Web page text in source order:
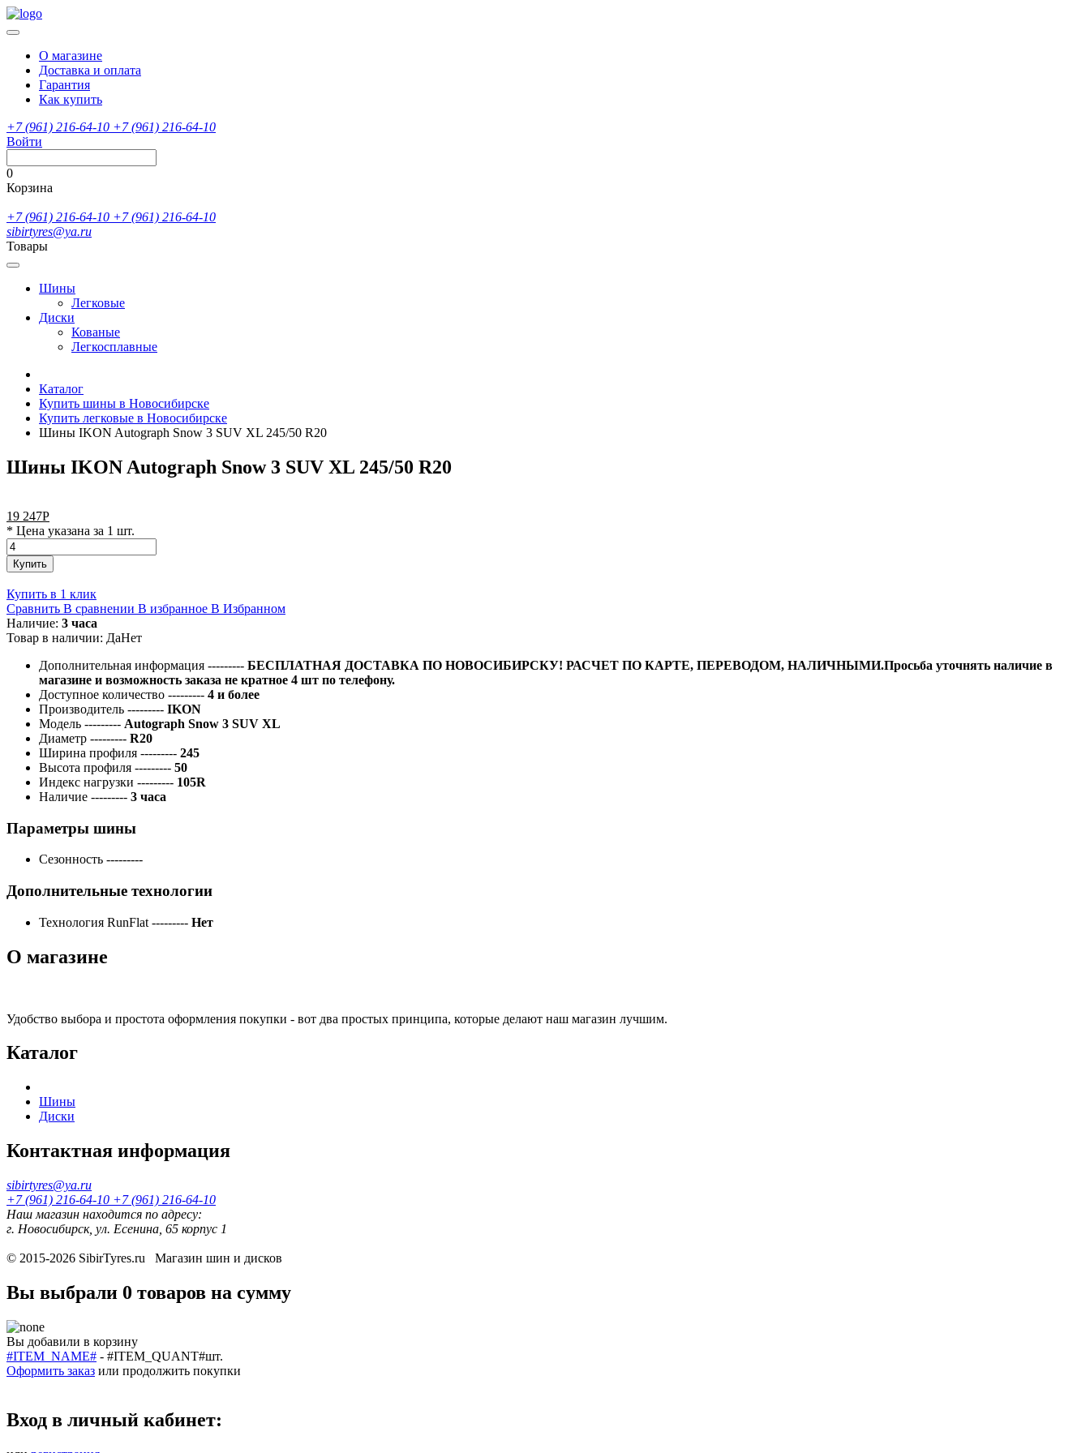
О магазине
Доставка и оплата
Гарантия
Как купить
+7 (961) 216-64-10 +7 (961) 216-64-10
Войти
0
Корзина
+7 (961) 216-64-10 +7 (961) 216-64-10
sibirtyres@ya.ru
Товары
Шины
Легковые
Диски
Кованые
Легкосплавные
Каталог
Купить шины в Новосибирске
Купить легковые в Новосибирске
Шины IKON Autograph Snow 3 SUV XL 245/50 R20
Шины IKON Autograph Snow 3 SUV XL 245/50 R20
19 247Р
* Цена указана за 1 шт.
Купить
Купить в 1 клик
Сравнить В сравнении В избранное В Избранном
Наличие: 3 часа
Товар в наличии: ДаНет
Дополнительная информация --------- БЕСПЛАТНАЯ ДОСТАВКА ПО НОВОСИБИРСКУ! РАСЧЕТ ПО КАРТЕ, ПЕРЕВОДОМ, НАЛИЧНЫМИ.Просьба уточнять наличие в
магазине и возможность заказа не кратное 4 шт по телефону.
Доступное количество --------- 4 и более
Производитель --------- IKON
Модель --------- Autograph Snow 3 SUV XL
Диаметр --------- R20
Ширина профиля --------- 245
Высота профиля --------- 50
Индекс нагрузки --------- 105R
Наличие --------- 3 часа
Параметры шины
Сезонность ---------
Дополнительные технологии
Технология RunFlat --------- Нет
О магазине
Удобство выбора и простота оформления покупки - вот два простых принципа, которые делают наш магазин лучшим.
Каталог
Шины
Диски
Контактная информация
sibirtyres@ya.ru
+7 (961) 216-64-10 +7 (961) 216-64-10
Наш магазин находится по адресу:
г. Новосибирск, ул. Есенина, 65 корпус 1
© 2015-2026 SibirTyres.ru Магазин шин и дисков
Вы выбрали 0 товаров на сумму
Вы добавили в корзину
#ITEM_NAME# - #ITEM_QUANT#шт.
Оформить заказ или продолжить покупки
Вход в личный кабинет: